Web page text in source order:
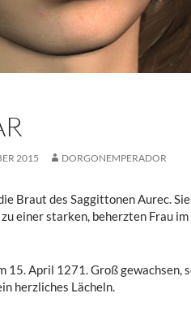
2015 DORGONEMPERADOR
Braut des Saggittonen Aurec.
einer starken, beherzten Frau
15. April 1271. Groß gewachsen,
herzliches Lächeln.